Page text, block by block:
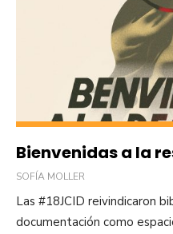
Bienvenidas a la
SOFÍA MOLLER
Las #18JCID reivindicaron
documentación como